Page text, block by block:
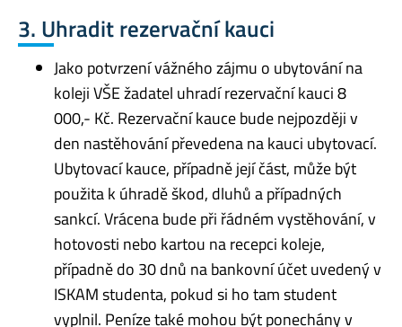
3. Uhradit rezervační kauci
Jako potvrzení vážného zájmu o ubytování na
koleji VŠE žadatel uhradí rezervační kauci 8
000,- Kč. Rezervační kauce bude nejpozději v
den nastěhování převedena na kauci ubytovací.
Ubytovací kauce, případně její část, může být
použita k úhradě škod, dluhů a případných
sankcí. Vrácena bude při řádném vystěhování, v
hotovosti nebo kartou na recepci koleje,
případně do 30 dnů na bankovní účet uvedený v
ISKAM studenta, pokud si ho tam student
vyplnil. Peníze také mohou být ponechány v